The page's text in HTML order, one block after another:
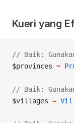
Kueri yang
// Baik:
$provinces =
// Baik:
$villages =